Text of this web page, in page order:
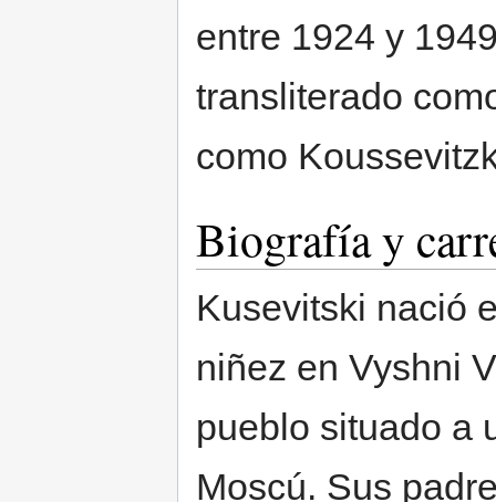
entre 1924 y
transliterado
como
Biografía y
Kusevitski nació
niñez en Vyshni
pueblo situado a
Moscú. Sus